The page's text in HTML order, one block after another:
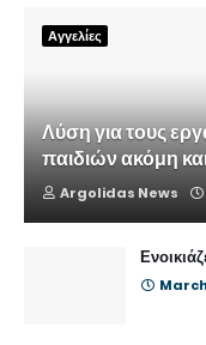
Αγγελίες
Λύση για τους
παιδιών ακόμη
Argolidas News